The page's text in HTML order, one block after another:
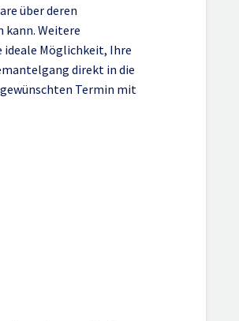
über deren
Weitere
ideale Möglichkeit, Ihre
direkt in die
Termin mit